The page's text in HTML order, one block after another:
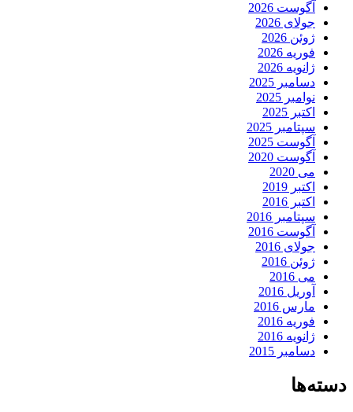
آگوست 2026
جولای 2026
ژوئن 2026
فوریه 2026
ژانویه 2026
دسامبر 2025
نوامبر 2025
اکتبر 2025
سپتامبر 2025
آگوست 2025
آگوست 2020
می 2020
اکتبر 2019
اکتبر 2016
سپتامبر 2016
آگوست 2016
جولای 2016
ژوئن 2016
می 2016
آوریل 2016
مارس 2016
فوریه 2016
ژانویه 2016
دسامبر 2015
دسته‌ها